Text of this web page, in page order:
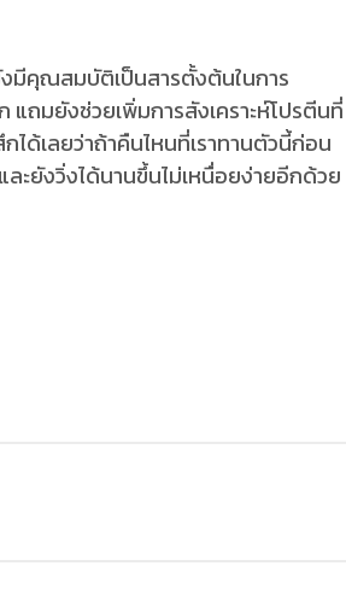
งมีคุณสมบัติเป็นสารตั้งต้นในการ
แถมยังช่วยเพิ่มการสังเคราะห์โปรตีนที่
ได้เลยว่าถ้าคืนไหนที่เราทานตัวนี้ก่อน
ะยังวิ่งได้นานขึ้นไม่เหนื่อยง่ายอีกด้วย